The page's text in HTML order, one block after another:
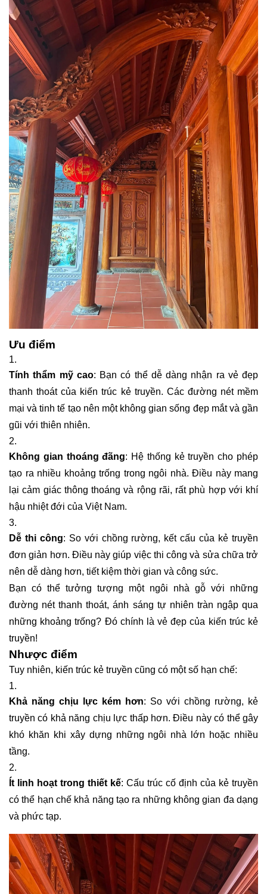
Ưu điểm
Tính thẩm mỹ cao: Bạn có thể dễ dàng nhận ra vẻ đẹp
thanh thoát của kiến trúc kẻ truyền. Các đường nét mềm
mại và tinh tế tạo nên một không gian sống đẹp mắt và gần
gũi với thiên nhiên.
Không gian thoáng đãng: Hệ thống kẻ truyền cho phép
tạo ra nhiều khoảng trống trong ngôi nhà. Điều này mang
lại cảm giác thông thoáng và rộng rãi, rất phù hợp với khí
hậu nhiệt đới của Việt Nam.
Dễ thi công: So với chồng rường, kết cấu của kẻ truyền
đơn giản hơn. Điều này giúp việc thi công và sửa chữa trở
nên dễ dàng hơn, tiết kiệm thời gian và công sức.
Bạn có thể tưởng tượng một ngôi nhà gỗ với những
đường nét thanh thoát, ánh sáng tự nhiên tràn ngập qua
những khoảng trống? Đó chính là vẻ đẹp của kiến trúc kẻ
truyền!
Nhược điểm
Tuy nhiên, kiến trúc kẻ truyền cũng có một số hạn chế:
Khả năng chịu lực kém hơn: So với chồng rường, kẻ
truyền có khả năng chịu lực thấp hơn. Điều này có thể gây
khó khăn khi xây dựng những ngôi nhà lớn hoặc nhiều
tầng.
Ít linh hoạt trong thiết kế: Cấu trúc cố định của kẻ truyền
có thể hạn chế khả năng tạo ra những không gian đa dạng
và phức tạp.